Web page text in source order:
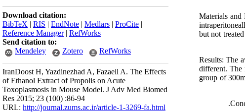
Download citation:
BibTeX | RIS | EndNote | Medlars | ProCite |
Reference Manager| RefWorks
Send citation to:
Mendeley
Zotero RefWorks
IranDoost H, Yazdinezhad A, Fazaeil A. The Effects
of Ethanol Extract of Propolis on Acute
Toxoplasmosis in Mouse Model. J Adv Med Biomed
Res 2015; 23 (100) :86-94
URL: http://journal.zums.ac.ir/article-1-3269-fa.html
Materials
but not
Results: The
different. The
group of